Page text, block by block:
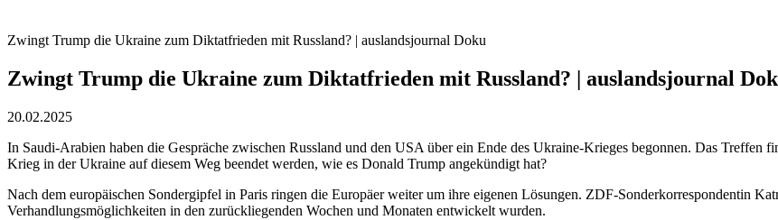
Zwingt Trump die Ukraine zum Diktatfrieden mit Russland? | auslandsjournal Doku
Zwingt Trump die Ukraine zum Diktatfrieden mit Russland? | auslandsjournal
20.02.2025
In Saudi-Arabien haben die Gespräche zwischen Russland und den USA über ein Ende des Ukraine-Krieges begonnen. Das Treffen
Krieg in der Ukraine auf diesem Weg beendet werden, wie es Donald Trump angekündigt hat?
Nach dem europäischen Sondergipfel in Paris ringen die Europäer weiter um ihre eigenen Lösungen. ZDF-Sonderkorrespondentin
Verhandlungsmöglichkeiten in den zurückliegenden Wochen und Monaten entwickelt wurden.